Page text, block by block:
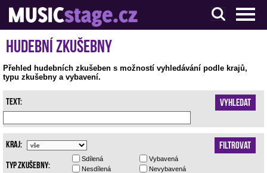
S muzikanty pro muzikanty
Hudební zkušebny
Přehled hudebních zkušeben s možností vyhledávání podle krajů,
typu zkušebny a vybavení.
Vyhledat
Text:
Filtrovat
Kraj:
Vybavená
Nevybavená
Sdílená
Nesdílená
Typ zkušebny: